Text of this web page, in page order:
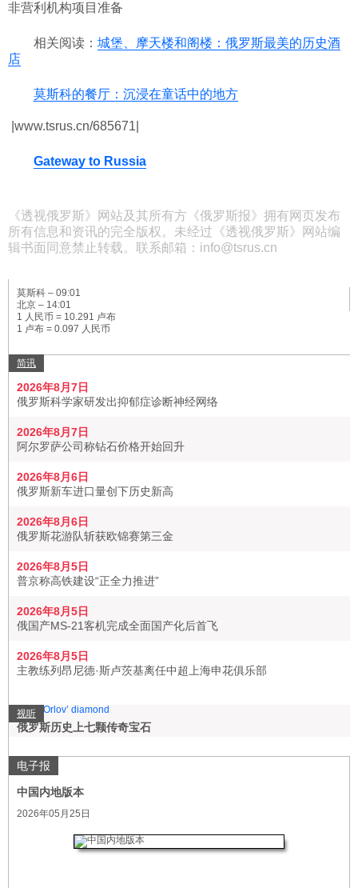
非营利机构项目准备
相关阅读： 城堡、摩天楼和阁楼：俄罗斯最美的历史酒
店
莫斯科的餐厅：沉浸在童话中的地方
|www.tsrus.cn/685671|
Gateway to Russia
《透视俄罗斯》网站及其所有方《俄罗斯报》拥有网页发布
所有信息和资讯的完全版权。未经过《透视俄罗斯》网站编
辑书面同意禁止转载。联系邮箱：info@tsrus.cn
莫斯科 – 09:01
北京 – 14:01
1 人民币 = 10.291 卢布
1 卢布 = 0.097 人民币
简讯
2026年8月7日
俄罗斯科学家研发出抑郁症诊断神经网络
2026年8月7日
阿尔罗萨公司称钻石价格开始回升
2026年8月6日
俄罗斯新车进口量创下历史新高
2026年8月6日
俄罗斯花游队斩获欧锦赛第三金
2026年8月5日
普京称高铁建设“正全力推进”
2026年8月5日
俄国产MS-21客机完成全面国产化后首飞
2026年8月5日
主教练列昂尼德·斯卢茨基离任中超上海申花俱乐部
视听
俄罗斯历史上七颗传奇宝石
电子报
中国内地版本
2026年05月25日